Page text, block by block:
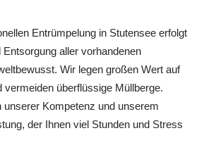
Entrümpelung in Stutensee erfolgt
Entsorgung aller vorhandenen
Wir legen großen Wert auf
vermeiden überflüssige Müllberge.
unserer Kompetenz und unserem
der Ihnen viel Stunden und Stress